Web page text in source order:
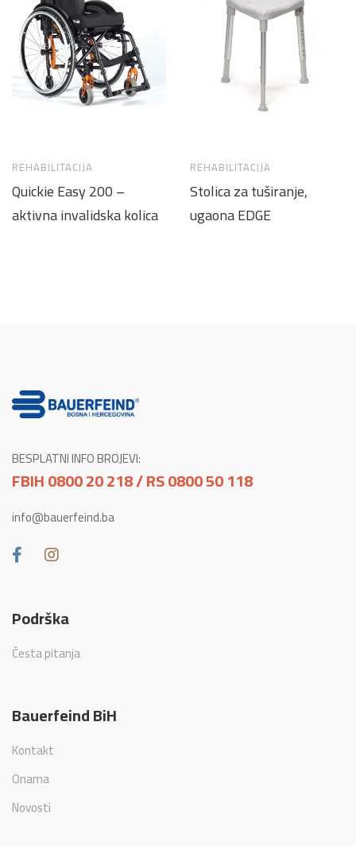
REHABILITACIJA
Quickie Easy 200 –
aktivna invalidska kolica
REHABILITACIJA
Stolica za tuširanje,
ugaona EDGE
BESPLATNI INFO BROJEVI:
FBIH 0800 20 218 / RS 0800 50 118
info@bauerfeind.ba
Podrška
Česta pitanja
Bauerfeind BiH
Kontakt
Onama
Novosti